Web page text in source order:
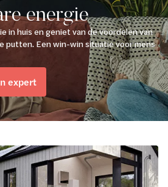
energie
in huis en geniet van de voordelen van
putten. Een win-win situatie voor mens
expert